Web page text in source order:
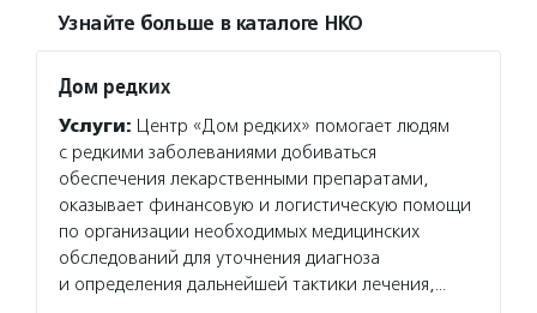
Узнайте больше в каталоге НКО
Дом редких
Услуги: Центр «Дом редких» помогает людям
с редкими заболеваниями добиваться
обеспечения лекарственными препаратами,
оказывает финансовую и логистическую помощи
по организации необходимых медицинских
обследований для уточнения диагноза
и определения дальнейшей тактики лечения,…